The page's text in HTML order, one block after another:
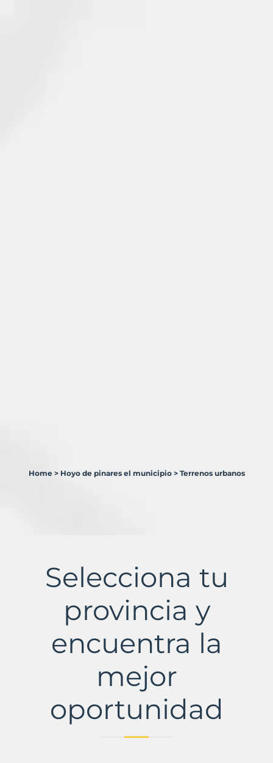
Municipio
Murbalands
Home > Hoyo de pinares el municipio > Terrenos urbanos
Selecciona tu
provincia y
encuentra la
mejor
oportunidad